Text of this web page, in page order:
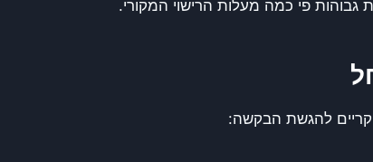
פי כמה מעלות הרישוי המקורי.
להגשת הבקשה: